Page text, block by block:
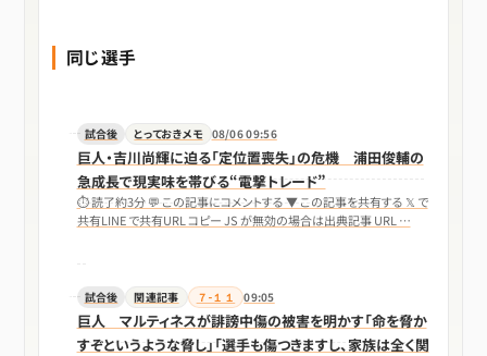
同じ選手
試合後 とっておきメモ 08/06 09:56
巨人・吉川尚輝に迫る「定位置喪失」の危機 浦田俊輔の
急成長で現実味を帯びる“電撃トレード”
⏱ 読了約3分 💬 この記事にコメントする ▼ この記事を共有する 𝕏 で
共有LINE で共有URL コピー JS が無効の場合は出典記事 URL …
試合後 関連記事 ７-１１ 09:05
巨人 マルティネスが誹謗中傷の被害を明かす「命を脅か
すぞというような脅し」「選手も傷つきますし、家族は全く関